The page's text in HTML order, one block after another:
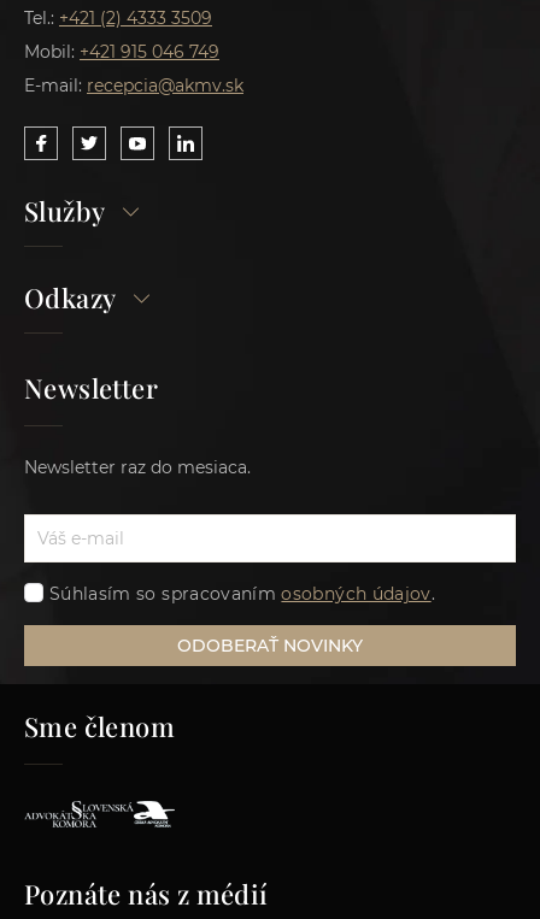
Tel.: +421 (2) 4333 3509
Mobil: +421 915 046 749
E-mail: recepcia@akmv.sk
Služby
Odkazy
Newsletter
Newsletter raz do mesiaca.
Súhlasím so spracovanímosobných údajov.
ODOBERAŤ NOVINKY
Sme členom
Poznáte nás z médií